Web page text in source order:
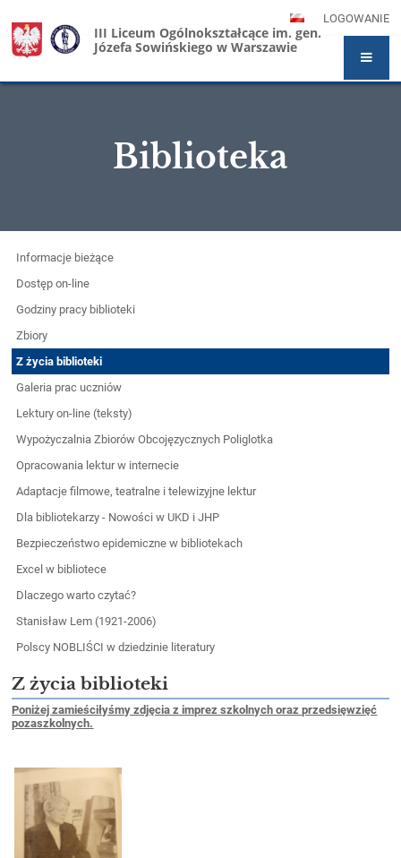
LOGOWANIE
III Liceum Ogólnokształcące im. gen.
Józefa Sowińskiego w Warszawie
Biblioteka
Biblioteka
Informacje bieżące
Dostęp on-line
Godziny pracy biblioteki
Zbiory
Z życia biblioteki
Galeria prac uczniów
Lektury on-line (teksty)
Wypożyczalnia Zbiorów Obcojęzycznych Poliglotka
Opracowania lektur w internecie
Adaptacje filmowe, teatralne i telewizyjne lektur
Dla bibliotekarzy - Nowości w UKD i JHP
Bezpieczeństwo epidemiczne w bibliotekach
Excel w bibliotece
Dlaczego warto czytać?
Stanisław Lem (1921-2006)
Polscy NOBLIŚCI w dziedzinie literatury
Z życia biblioteki
Poniżej zamieściłyśmy zdjęcia z imprez szkolnych oraz przedsięwzięć
pozaszkolnych.